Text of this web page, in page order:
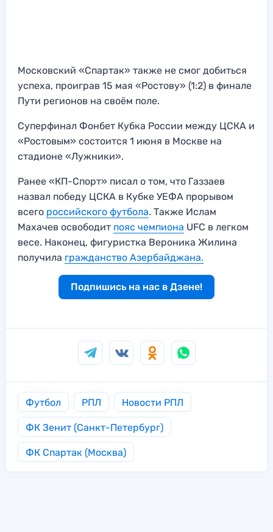
Московский «Спартак» также не смог добиться
успеха, проиграв 15 мая «Ростову» (1:2) в финале
Пути регионов на своём поле.
Суперфинал Фонбет Кубка России между ЦСКА и
«Ростовым» состоится 1 июня в Москве на
стадионе «Лужники».
Ранее «КП-Спорт» писал о том, что Газзаев
назвал победу ЦСКА в Кубке УЕФА прорывом
всего российского футбола. Также Ислам
Махачев освободит пояс чемпиона UFC в легком
весе. Наконец, фигуристка Вероника Жилина
получила гражданство Азербайджана.
Подпишись на нас в Дзене!
Футбол РПЛ Новости РПЛ
ФК Зенит (Санкт-Петербург)
ФК Спартак (Москва)